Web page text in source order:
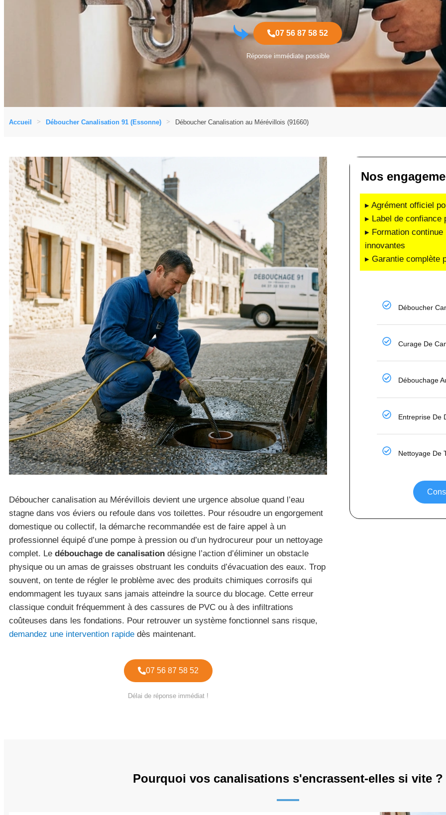
07 56 87 58 52
Réponse immédiate possible
Accueil Déboucher Canalisation 91 (Essonne) Déboucher Canalisation au Mérévillois (91660)
Déboucher canalisation au Mérévillois devient une urgence absolue quand l’eau
stagne dans vos éviers ou refoule dans vos toilettes. Pour résoudre un engorgement
domestique ou collectif, la démarche recommandée est de faire appel à un
professionnel équipé d’une pompe à pression ou d’un hydrocureur pour un nettoyage
complet. Le débouchage de canalisation désigne l’action d’éliminer un obstacle
physique ou un amas de graisses obstruant les conduits d’évacuation des eaux. Trop
souvent, on tente de régler le problème avec des produits chimiques corrosifs qui
endommagent les tuyaux sans jamais atteindre la source du blocage. Cette erreur
classique conduit fréquemment à des cassures de PVC ou à des infiltrations
coûteuses dans les fondations. Pour retrouver un système fonctionnel sans risque,
demandez une intervention rapide dès maintenant.
07 56 87 58 52
Délai de réponse immédiat !
Nos
▸ Agrément officiel
▸ Label de confiance
▸ Formation
innovantes
▸ Garantie complète
Déboucher
Curage De
Débouchage
Entreprise De
Nettoyage De
Pourquoi vos canalisations s'encrassent-elles si vite ?